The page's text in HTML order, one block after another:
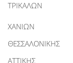
ΤΡΙΚΑΛΩΝ
ΧΑΝΙΩΝ
ΘΕΣΣΑΛΟΝΙΚΗΣ
ΑΤΤΙΚΗΣ